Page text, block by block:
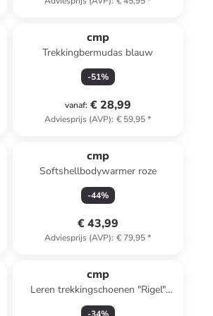
cmp
Trekkingbermudas blauw
-51%
vanaf: € 28,99
Adviesprijs (AVP): € 59,95*
cmp
Softshellbodywarmer roze
-44%
€ 43,99
Adviesprijs (AVP): € 79,95*
cmp
Leren trekkingschoenen "Rigel"
lichtblauw